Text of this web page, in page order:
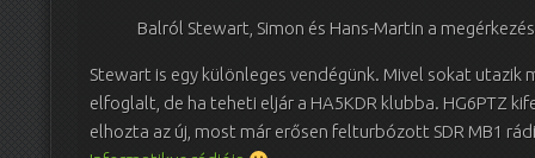
Balról Stewart, Simon és Hans-Martin a
Stewart is egy különleges vendégünk. Mivel sokat utazik
elfoglalt, de ha teheti eljár a HA5KDR klubba. HG6PTZ
elhozta az új, most már erősen felturbózott SDR MB1